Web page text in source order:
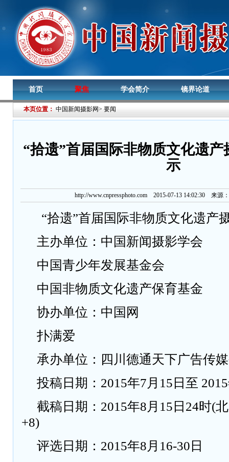
首页 聚焦 学会简介 镜界论道
本页位置： 中国新闻摄影网> 要闻
“拾遗”首届国际非物质文化遗
示
http://www.cnpressphoto.com 2015-07-13 14:02:30 来源：
“拾遗”首届国际非物质文化遗产
主办单位：中国新闻摄影学会
中国青少年发展基金会
中国非物质文化遗产保育基金
协办单位：中国网
扑满爱
承办单位：四川德通天下广告传
投稿日期：2015年7月15日至
截稿日期：2015年8月15日24时(
+8)
评选日期：2015年8月16-30日